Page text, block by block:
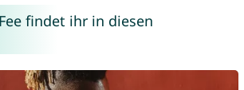
findet ihr in diesen